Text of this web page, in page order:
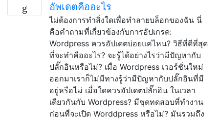
อัพเดตคืออะไร
ไม่ต้องการทำสิ่งใดเพื่อทำลายบล็อกของฉัน นี่
คือคำถามที่เกี่ยวข้องกับการอัปเกรด:
Wordpress ควรอัปเดตบ่อยแค่ไหน? วิธีที่ดีที่สุด
ที่จะทำคืออะไร? จะรู้ได้อย่างไรว่ามีปัญหากับ
ปลั๊กอินหรือไม่? เมื่อ Wordpress เวอร์ชั่นใหม่
ออกมาเราก็ไม่มีทางรู้ว่ามีปัญหากับปลั๊กอินที่มี
อยู่หรือไม่ เมื่อใดควรอัปเดตปลั๊กอิน ในเวลา
เดียวกันกับ Wordpress? มีชุดทดสอบที่ทำงาน
ก่อนที่จะเปิด Worddpress หรือไม่? มันรวมถึง